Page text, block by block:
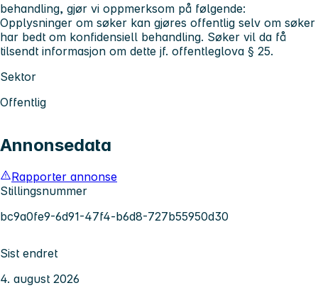
behandling, gjør vi oppmerksom på følgende:
Opplysninger om søker kan gjøres offentlig selv om søker
har bedt om konfidensiell behandling. Søker vil da få
tilsendt informasjon om dette jf. offentleglova § 25.
Sektor
Offentlig
Annonsedata
Rapporter annonse
Stillingsnummer
bc9a0fe9-6d91-47f4-b6d8-727b55950d30
Sist endret
4. august 2026